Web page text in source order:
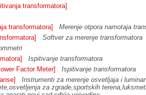
transformatora]
transformatora]
Merenje otpora namotaja
Softver za merenje transformatora
Ispitivanje transformatora
Factor Meter]
Ispitivanje transformatora
Instrumenti za merenje osvetljaja i
za zgrade,sportskih